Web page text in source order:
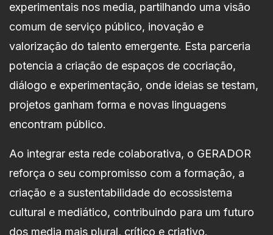
experimentais nos media, partilhando uma visão
comum de serviço público, inovação e
valorização do talento emergente. Esta parceria
potencia a criação de espaços de cocriação,
diálogo e experimentação, onde ideias se testam,
projetos ganham forma e novas linguagens
encontram público.
Ao integrar esta rede colaborativa, o GERADOR
reforça o seu compromisso com a formação, a
criação e a sustentabilidade do ecossistema
cultural e mediático, contribuindo para um futuro
dos media mais plural, crítico e criativo.